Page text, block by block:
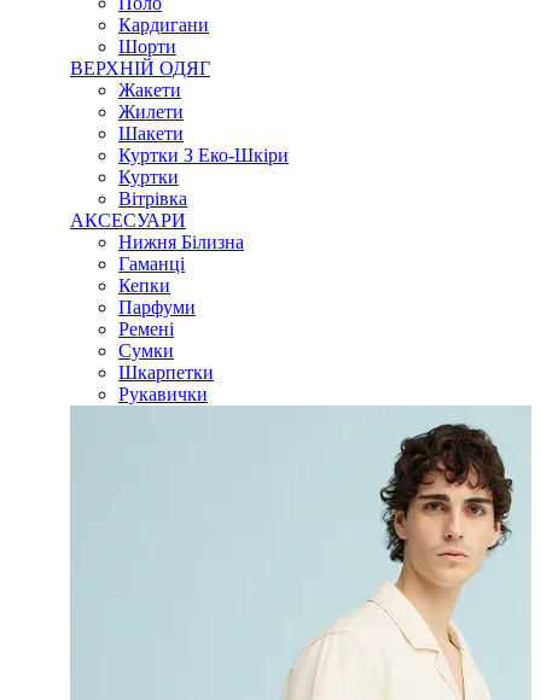
Кардигани
Шорти
ВЕРХНІЙ ОДЯГ
Жакети
Жилети
Шакети
Куртки З Еко-Шкіри
Куртки
Вітрівка
АКСЕСУАРИ
Нижня Білизна
Гаманці
Кепки
Парфуми
Ремені
Сумки
Шкарпетки
Рукавички